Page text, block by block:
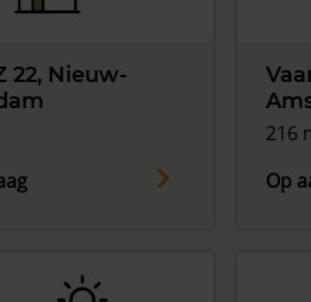
22, Nieuw-
216
Op